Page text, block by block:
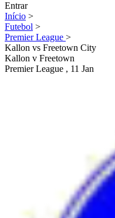
Entrar
Início >
Futebol >
Premier League >
Kallon vs Freetown City
Kallon v Freetown
Premier League , 11 Jan